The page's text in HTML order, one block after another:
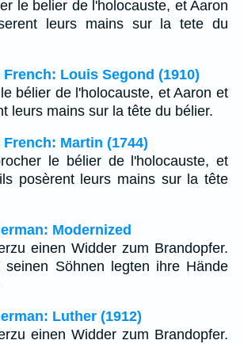
le belier de l'holocauste, et Aaron
leurs mains sur la tete du
Louis Segond (1910)
bélier de l'holocauste, et Aaron et
leurs mains sur la tête du bélier.
Martin (1744)
le bélier de l'holocauste, et
posèrent leurs mains sur la tête
Modernized
einen Widder zum Brandopfer.
seinen Söhnen legten ihre Hände
Luther (1912)
einen Widder zum Brandopfer.